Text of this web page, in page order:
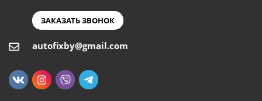
ЗАКАЗАТЬ ЗВОНОК
autofixby@gmail.com